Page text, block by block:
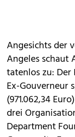
Angesichts der
Angeles schaut
tatenlos zu:
Ex-Gouverneur
(971.062,34
drei
Department